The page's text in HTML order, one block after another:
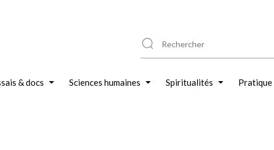
& docs Sciences humaines Spiritualités Pratique